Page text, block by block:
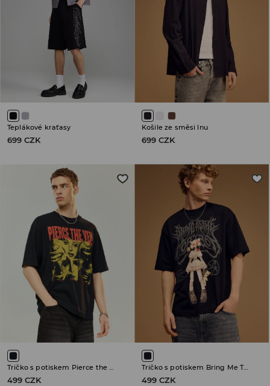
Teplákové kraťasy
699 CZK
Košile ze směsi lnu
699 CZK
Tričko s potiskem Pierce the Veil
499 CZK
Tričko s potiskem Bring Me The Horizon
499 CZK